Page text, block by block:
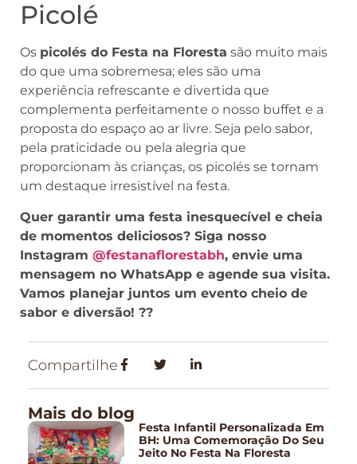
Picolé
Os picolés do Festa na Floresta são muito mais
do que uma sobremesa; eles são uma
experiência refrescante e divertida que
complementa perfeitamente o nosso buffet e a
proposta do espaço ao ar livre. Seja pelo sabor,
pela praticidade ou pela alegria que
proporcionam às crianças, os picolés se tornam
um destaque irresistível na festa.
Quer garantir uma festa inesquecível e cheia
de momentos deliciosos? Siga nosso
Instagram @festanaflorestabh, envie uma
mensagem no WhatsApp e agende sua visita.
Vamos planejar juntos um evento cheio de
sabor e diversão! ??
Compartilhe
Mais do blog
Festa Infantil Personalizada Em
BH: Uma Comemoração Do Seu
Jeito No Festa Na Floresta